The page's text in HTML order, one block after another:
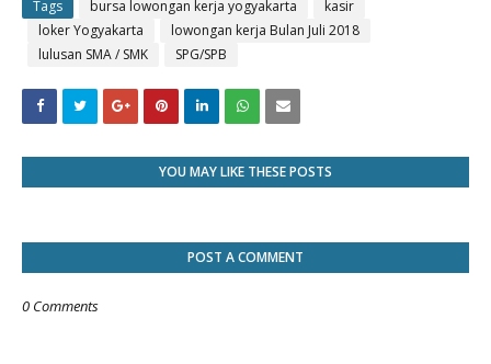
Tags bursa lowongan kerja yogyakarta
kasir
loker Yogyakarta
lowongan kerja Bulan Juli 2018
lulusan SMA / SMK
SPG/SPB
YOU MAY LIKE THESE POSTS
POST A COMMENT
0 Comments